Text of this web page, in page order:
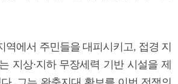
역에서 주민들을 대피시키고, 접경 지
지상·지하 무장세력 기반 시설을 제